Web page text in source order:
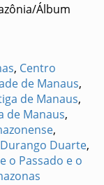
Álbum
, Centro
de Manaus,
de Manaus,
de Manaus,
,
Duarte,
o Passado e o